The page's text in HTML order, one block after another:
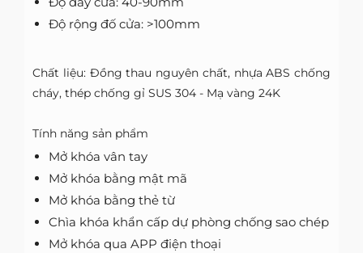
Độ rộng đố cửa: >100mm
Chất liệu: Đồng thau nguyên chất, nhựa ABS chống
cháy, thép chống gỉ SUS 304 - Mạ vàng 24K
Tính năng sản phẩm
Mở khóa vân tay
Mở khóa bằng mật mã
Mở khóa bằng thẻ từ
Chìa khóa khẩn cấp dự phòng chống sao chép
Mở khóa qua APP điện thoại